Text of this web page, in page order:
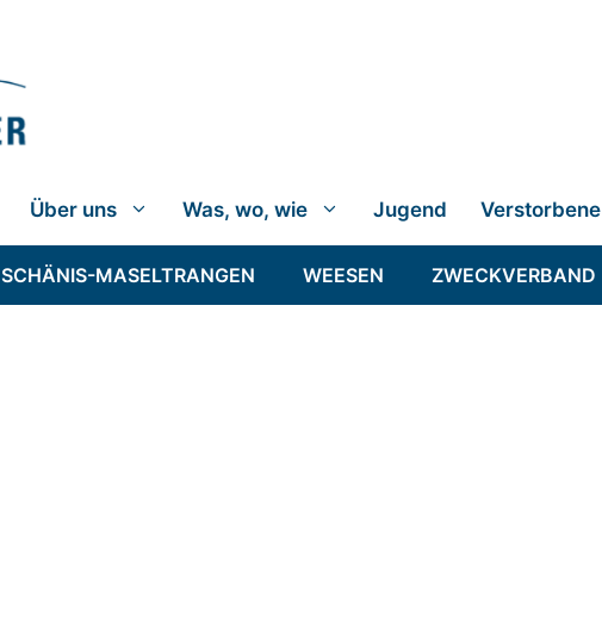
Über uns Was, wo, wie Jugend Verstorbene
SCHÄNIS-MASELTRANGEN WEESEN ZWECKVERBAND